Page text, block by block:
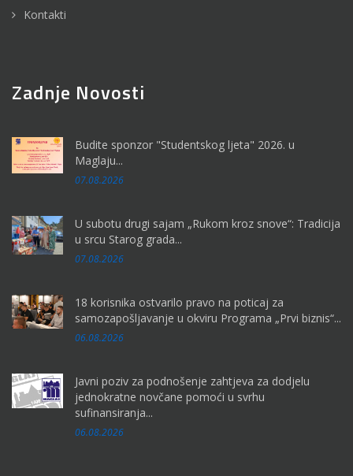
Kontakti
Zadnje Novosti
Budite sponzor "Studentskog ljeta" 2026. u
Maglaju...
07.08.2026
U subotu drugi sajam „Rukom kroz snove“: Tradicija
u srcu Starog grada...
07.08.2026
18 korisnika ostvarilo pravo na poticaj za
samozapošljavanje u okviru Programa „Prvi biznis“...
06.08.2026
Javni poziv za podnošenje zahtjeva za dodjelu
jednokratne novčane pomoći u svrhu
sufinansiranja...
06.08.2026